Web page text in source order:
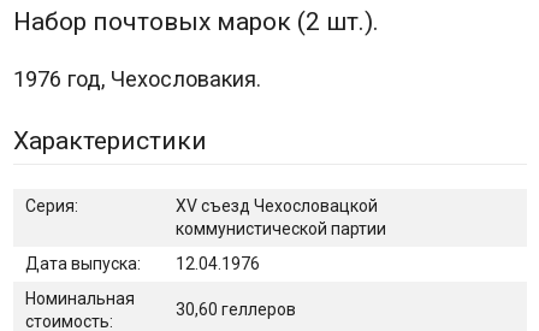
Набор почтовых марок (2 шт.).
1976 год, Чехословакия.
Характеристики
Серия:
XV съезд Чехословацкой
коммунистической партии
Дата выпуска:
12.04.1976
Номинальная
стоимость:
30,60 геллеров